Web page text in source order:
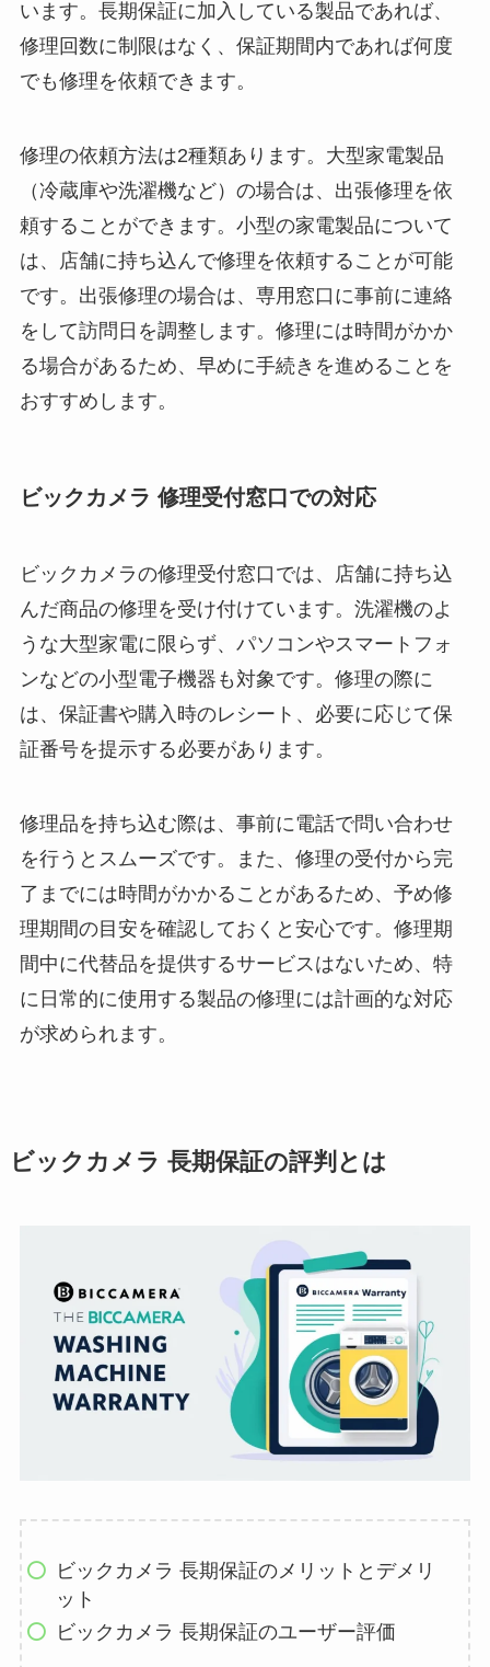
います。長期保証に加入している製品であれば、
修理回数に制限はなく、保証期間内であれば何度
でも修理を依頼できます。
修理の依頼方法は2種類あります。大型家電製品
（冷蔵庫や洗濯機など）の場合は、出張修理を依
頼することができます。小型の家電製品について
は、店舗に持ち込んで修理を依頼することが可能
です。出張修理の場合は、専用窓口に事前に連絡
をして訪問日を調整します。修理には時間がかか
る場合があるため、早めに手続きを進めることを
おすすめします。
ビックカメラ 修理受付窓口での対応
ビックカメラの修理受付窓口では、店舗に持ち込
んだ商品の修理を受け付けています。洗濯機のよ
うな大型家電に限らず、パソコンやスマートフォ
ンなどの小型電子機器も対象です。修理の際に
は、保証書や購入時のレシート、必要に応じて保
証番号を提示する必要があります。
修理品を持ち込む際は、事前に電話で問い合わせ
を行うとスムーズです。また、修理の受付から完
了までには時間がかかることがあるため、予め修
理期間の目安を確認しておくと安心です。修理期
間中に代替品を提供するサービスはないため、特
に日常的に使用する製品の修理には計画的な対応
が求められます。
ビックカメラ 長期保証の評判とは
ビックカメラ 長期保証のメリットとデメリ
ット
ビックカメラ 長期保証のユーザー評価